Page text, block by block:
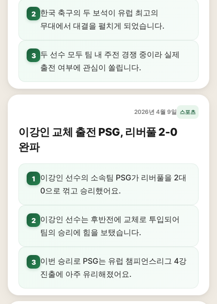
2
한국 축구의 두 보석이 유럽 최고의
무대에서 대결을 펼치게 되었습니다.
3
두 선수 모두 팀 내 주전 경쟁 중이라 실제
출전 여부에 관심이 쏠립니다.
2026년 4월 9일 스포츠
이강인 교체 출전 PSG, 리버풀 2-0
완파
1
이강인 선수의 소속팀 PSG가 리버풀을 2대
0으로 꺾고 승리했어요.
2
이강인 선수는 후반전에 교체로 투입되어
팀의 승리에 힘을 보탰습니다.
3
이번 승리로 PSG는 유럽 챔피언스리그 4강
진출에 아주 유리해졌어요.